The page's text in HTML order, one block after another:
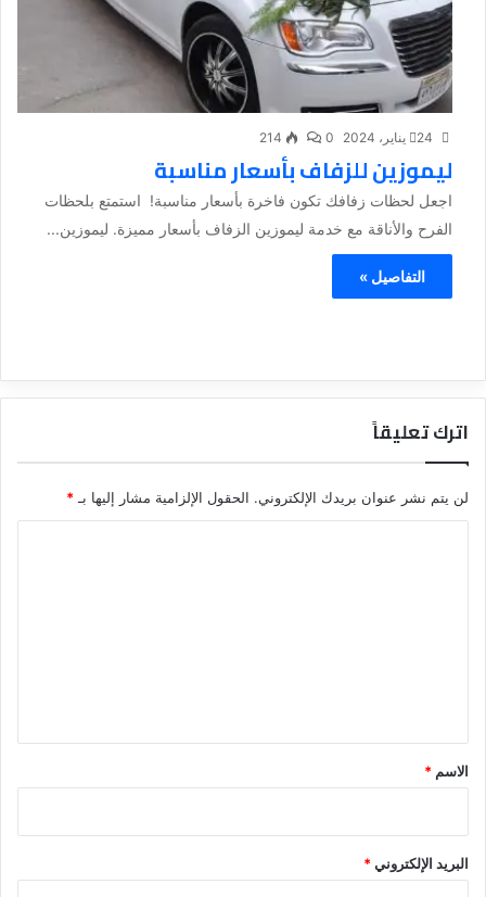
24 يناير، 2024 0
214
ليموزين للزفاف بأسعار مناسبة
اجعل لحظات زفافك تكون فاخرة بأسعار مناسبة! استمتع بلحظات
الفرح والأناقة مع خدمة ليموزين الزفاف بأسعار مميزة. ليموزين...
التفاصيل »
اترك تعليقاً
لن يتم نشر عنوان بريدك الإلكتروني. الحقول الإلزامية مشار إليها بـ *
*
الاسم *
البريد الإلكتروني*